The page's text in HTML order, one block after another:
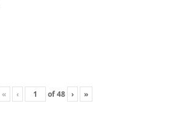
« ‹ of48 › »